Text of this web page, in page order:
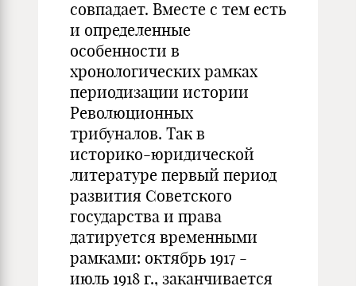
совпадает. Вместе с тем есть
и определенные
особенности в
хронологических рамках
периодизации истории
Революционных
трибуналов. Так в
историко-юридической
литературе первый период
развития Советского
государства и права
датируется временными
рамками: октябрь 1917 -
июль 1918 г., заканчивается